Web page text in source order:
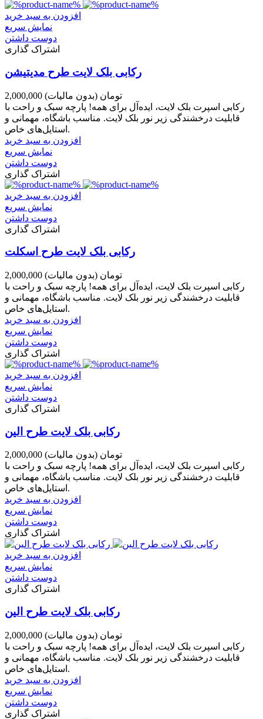
افزودن به سبد خرید
نمایش سریع
دوست داشتن
اشتراک گذاری
رکابی بلک لایت طرح مدیتیشن
2,000,000 تومان (بدون مالیات)
رکابی اسپرت بلک لایت، ایده‌آل برای همه! پارچه سبک و راحت با
قابلیت درخشندگی زیر نور بلک لایت. مناسب باشگاه، مهمانی و
استایل‌های خاص.
افزودن به سبد خرید
نمایش سریع
دوست داشتن
اشتراک گذاری
افزودن به سبد خرید
نمایش سریع
دوست داشتن
اشتراک گذاری
رکابی بلک لایت طرح اسکلت
2,000,000 تومان (بدون مالیات)
رکابی اسپرت بلک لایت، ایده‌آل برای همه! پارچه سبک و راحت با
قابلیت درخشندگی زیر نور بلک لایت. مناسب باشگاه، مهمانی و
استایل‌های خاص.
افزودن به سبد خرید
نمایش سریع
دوست داشتن
اشتراک گذاری
افزودن به سبد خرید
نمایش سریع
دوست داشتن
اشتراک گذاری
رکابی بلک لایت طرح الین
2,000,000 تومان (بدون مالیات)
رکابی اسپرت بلک لایت، ایده‌آل برای همه! پارچه سبک و راحت با
قابلیت درخشندگی زیر نور بلک لایت. مناسب باشگاه، مهمانی و
استایل‌های خاص.
افزودن به سبد خرید
نمایش سریع
دوست داشتن
اشتراک گذاری
افزودن به سبد خرید
نمایش سریع
دوست داشتن
اشتراک گذاری
رکابی بلک لایت طرح الین
2,000,000 تومان (بدون مالیات)
رکابی اسپرت بلک لایت، ایده‌آل برای همه! پارچه سبک و راحت با
قابلیت درخشندگی زیر نور بلک لایت. مناسب باشگاه، مهمانی و
استایل‌های خاص.
افزودن به سبد خرید
نمایش سریع
دوست داشتن
اشتراک گذاری